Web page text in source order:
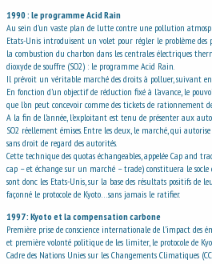
1990 : le programme Acid Rain
Au sein d’un vaste plan de lutte contre une pollution
Etats-Unis introduisent un volet pour régler le problème des
la combustion du charbon dans les centrales électriques
dioxyde de souffre (SO2) : le programme Acid Rain.
Il prévoit un véritable marché des droits à polluer, suivant en
En fonction d’un objectif de réduction fixé à l’avance, le
que l’on peut concevoir comme des tickets de rationnement de
A la fin de l’année, l’exploitant est tenu de présenter aux
SO2 réellement émises. Entre les deux, le marché, qui
sans droit de regard des autorités.
Cette technique des quotas échangeables, appelée Cap and
cap – et échange sur un marché – trade) constituera le socle
sont donc les Etats-Unis, sur la base des résultats positifs
façonné le protocole de Kyoto…sans jamais le ratifier.
1997 : Kyoto et la compensation carbone
Première prise de conscience internationale de l’impact des
et première volonté politique de les limiter, le protocole de
Cadre des Nations Unies sur les Changements Climatiques